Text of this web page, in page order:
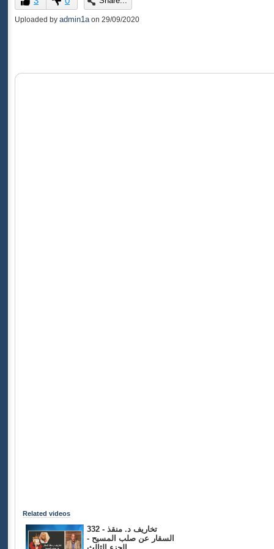
of
0
Uploaded by admin1a on 29/09/2020
Related videos
332 - تخاريف د. منقذ
السقار عن صلب المسيح -